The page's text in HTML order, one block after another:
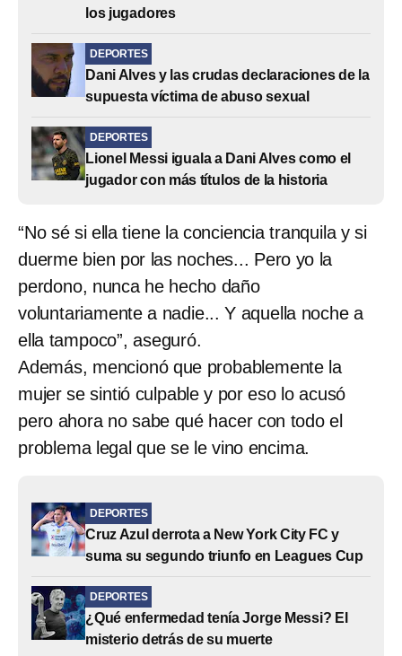
los jugadores
DEPORTES
Dani Alves y las crudas declaraciones de la
supuesta víctima de abuso sexual
DEPORTES
Lionel Messi iguala a Dani Alves como el
jugador con más títulos de la historia
“No sé si ella tiene la conciencia tranquila y si
duerme bien por las noches... Pero yo la
perdono, nunca he hecho daño
voluntariamente a nadie... Y aquella noche a
ella tampoco”, aseguró.
Además, mencionó que probablemente la
mujer se sintió culpable y por eso lo acusó
pero ahora no sabe qué hacer con todo el
problema legal que se le vino encima.
DEPORTES
Cruz Azul derrota a New York City FC y
suma su segundo triunfo en Leagues Cup
DEPORTES
¿Qué enfermedad tenía Jorge Messi? El
misterio detrás de su muerte